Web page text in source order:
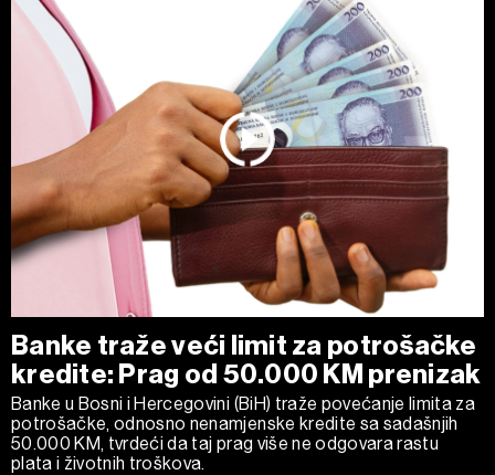
Banke traže veći limit za potrošačke
kredite: Prag od 50.000 KM prenizak
Banke u Bosni i Hercegovini (BiH) traže povećanje limita za
potrošačke, odnosno nenamjenske kredite sa sadašnjih
50.000 KM, tvrdeći da taj prag više ne odgovara rastu
plata i životnih troškova.